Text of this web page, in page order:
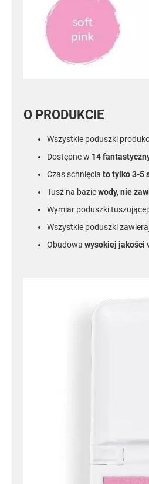
O PRODUKCIE
Wszystkie poduszki
Dostępne w 14
Czas schnięcia to tylko 3-5
Tusz na baziewody, nie
Wymiar poduszki tuszującej:
Wszystkie poduszki
Obudowa wysokiej jakości